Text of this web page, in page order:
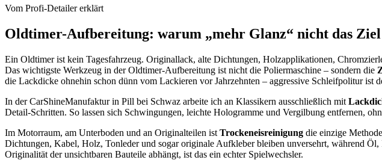
Vom Profi-Detailer erklärt
Oldtimer-Aufbereitung: warum „mehr Glanz“ nicht das
Ein Oldtimer ist kein Tagesfahrzeug. Originallack, alte Dichtungen, Holzapplikationen,
Das wichtigste Werkzeug in der Oldtimer-Aufbereitung ist nicht die Poliermaschine – sondern die
die Lackdicke ohnehin schon dünn vom Lackieren vor Jahrzehnten – aggressive Schleifpolitur ist
In der CarShineManufaktur in Pill bei Schwaz arbeite ich an Klassikern ausschließlich mit
Detail-Schritten. So lassen sich Schwingungen, leichte Hologramme und Vergilbung entfernen,
Im Motorraum, am Unterboden und an Originalteilen ist Trockeneisreinigung die einzige
Dichtungen, Kabel, Holz, Tonleder und sogar originale Aufkleber bleiben unversehrt, während
Originalität der unsichtbaren Bauteile abhängt, ist das ein echter Spielwechsler.